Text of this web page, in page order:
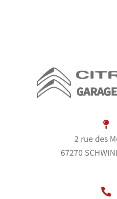
2 rue des
67270